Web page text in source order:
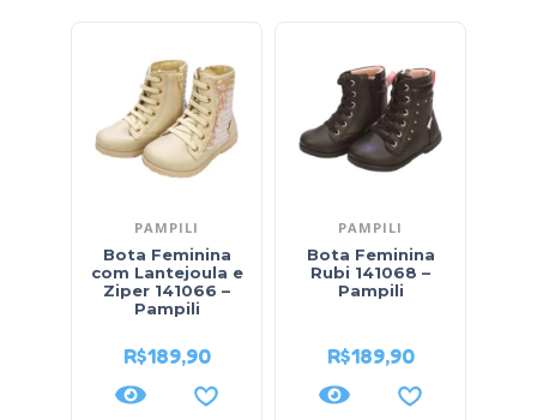
PAMPILI
Bota Feminina
com Lantejoula e
Ziper 141066 –
Pampili
R$189,90
PAMPILI
Bota Feminina
Rubi 141068 –
Pampili
R$189,90